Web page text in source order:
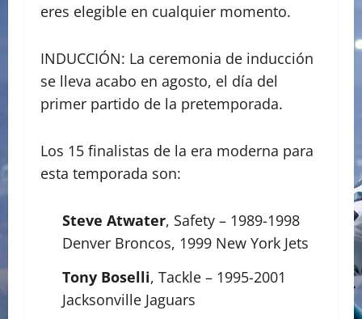
eres elegible en cualquier momento.
INDUCCIÓN: La ceremonia de inducción
se lleva acabo en agosto, el día del
primer partido de la pretemporada.
Los 15 finalistas de la era moderna para
esta temporada son:
Steve Atwater, Safety – 1989-1998
Denver Broncos, 1999 New York Jets
Tony Boselli, Tackle – 1995-2001
Jacksonville Jaguars